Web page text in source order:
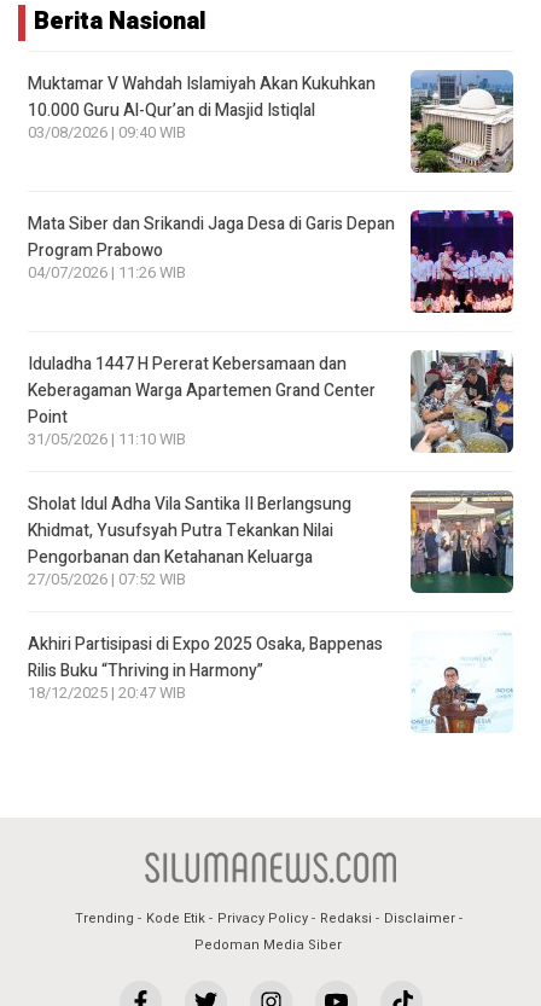
Berita Nasional
Muktamar V Wahdah Islamiyah Akan Kukuhkan
10.000 Guru Al-Qur’an di Masjid Istiqlal
03/08/2026 | 09:40 WIB
Mata Siber dan Srikandi Jaga Desa di Garis Depan
Program Prabowo
04/07/2026 | 11:26 WIB
Iduladha 1447 H Pererat Kebersamaan dan
Keberagaman Warga Apartemen Grand Center
Point
31/05/2026 | 11:10 WIB
Sholat Idul Adha Vila Santika II Berlangsung
Khidmat, Yusufsyah Putra Tekankan Nilai
Pengorbanan dan Ketahanan Keluarga
27/05/2026 | 07:52 WIB
Akhiri Partisipasi di Expo 2025 Osaka, Bappenas
Rilis Buku “Thriving in Harmony”
18/12/2025 | 20:47 WIB
Trending Kode Etik Privacy Policy Redaksi
Disclaimer
Pedoman Media Siber